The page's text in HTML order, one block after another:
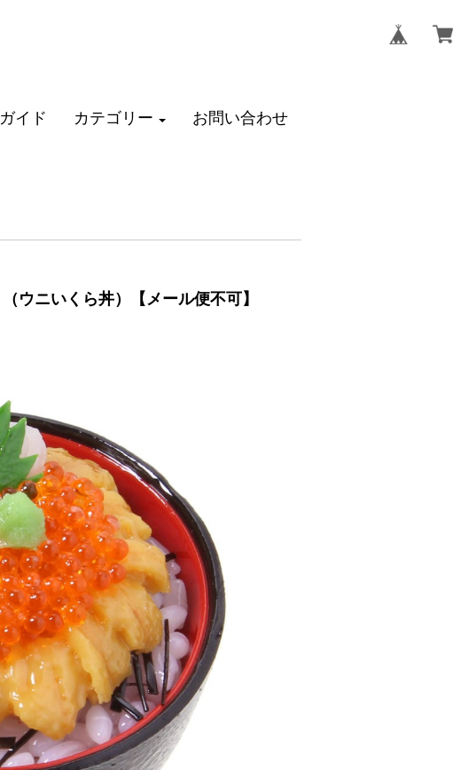
イド カテゴリー お問い合わせ
ウニいくら丼）【メール便不可】